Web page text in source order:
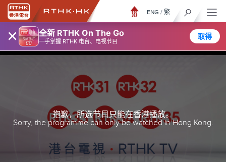
× 全新 RTHK On The Go
一手掌握 RTHK 电台、电视节目
取得
ENG / 繁
抱歉，所选节目只能在香港播放。
Sorry, the programme can only be watched in Hong Kong.